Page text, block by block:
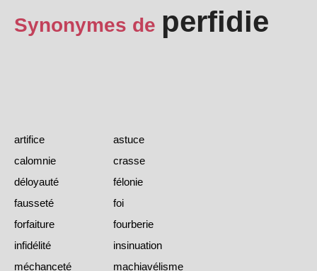
Synonymes de perfidie
artifice
astuce
calomnie
crasse
déloyauté
félonie
fausseté
foi
forfaiture
fourberie
infidélité
insinuation
méchanceté
machiavélisme